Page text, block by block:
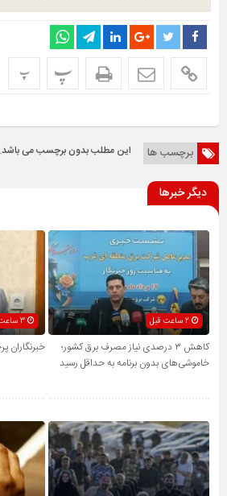
پ پ
برچسب ها این مطلب بدون برچسب می باشد.
دیگر خبرها
2 ساعت قبل
کاهش ۳ درصدی نیاز مصرف برق کشور؛
خاموشی‌های بدون برنامه به حداقل رسید
خبرنگاران